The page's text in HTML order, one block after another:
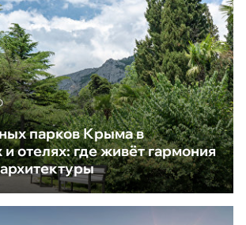
парков Крыма в
и отелях: где живёт гармония